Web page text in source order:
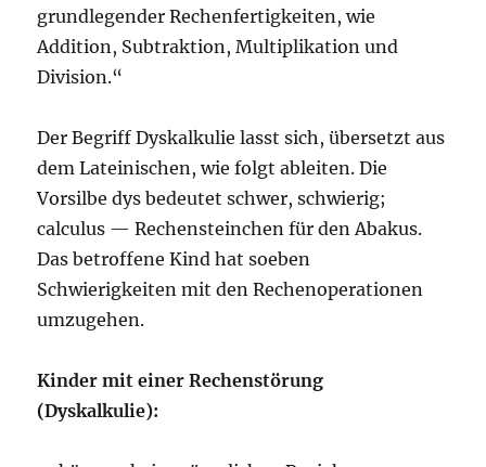
grundlegender Rechenfertigkeiten, wie
Addition, Subtraktion, Multiplikation und
Division.“
Der Begriff Dyskalkulie lasst sich, übersetzt aus
dem Lateinischen, wie folgt ableiten. Die
Vorsilbe dys bedeutet schwer, schwierig;
calculus — Rechensteinchen für den Abakus.
Das betroffene Kind hat soeben
Schwierigkeiten mit den Rechenoperationen
umzugehen.
Kinder mit einer Rechenstörung
(Dyskalkulie):